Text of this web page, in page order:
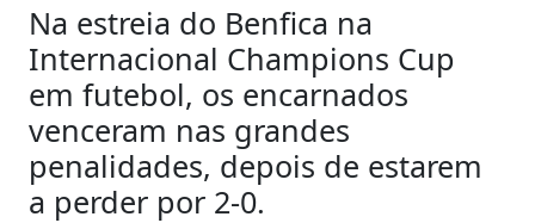
Na estreia do Benfica na
Internacional Champions Cup
em futebol, os encarnados
venceram nas grandes
penalidades, depois de estarem
a perder por 2-0.